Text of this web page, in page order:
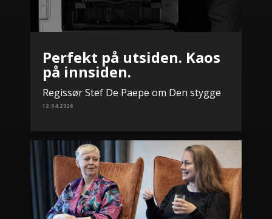
Perfekt på utsiden. Kaos
på innsiden.
Regissør Stef De Paepe om Den stygge
12.04.2026